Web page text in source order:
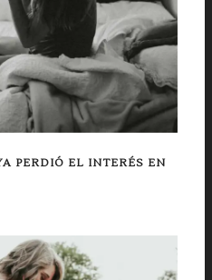
PERDIÓ EL INTERÉS EN